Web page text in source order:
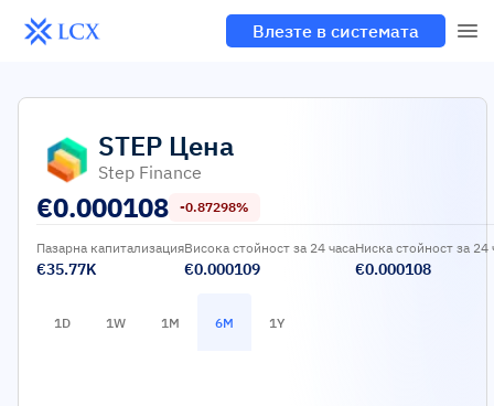
Влезте в системата
STEP Цена
Step Finance
€0.000108 -0.87298%
Пазарна капитализация
€35.77K
Висока стойност за 24 часа
€0.000109
Ниска стойност за 24
€0.000108
1D 1W 1M 6M 1Y